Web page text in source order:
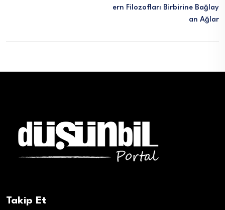
Ern Filozofları Birbirine Bağlay
An Ağlar
Takip Et